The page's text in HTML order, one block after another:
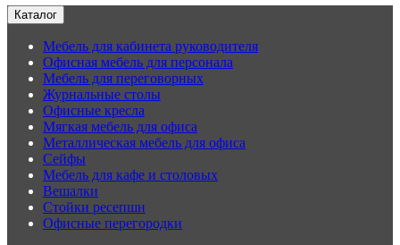
Каталог
Мебель для кабинета руководителя
Офисная мебель для персонала
Мебель для переговорных
Журнальные столы
Офисные кресла
Мягкая мебель для офиса
Металлическая мебель для офиса
Сейфы
Мебель для кафе и столовых
Вешалки
Стойки ресепшн
Офисные перегородки